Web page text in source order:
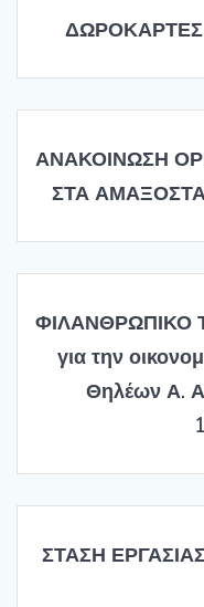
ΔΩΡΟΚΑΡΤΕΣ
ΑΝΑΚΟΙΝΩΣΗ
ΣΤΑ
ΦΙΛΑΝΘΡΩΠΙΚΟ
για την
Θηλέων Α.
ΣΤΑΣΗ